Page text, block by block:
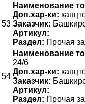
53
Наименование
Доп.хар-ки:
Заказчик:
Артикул:
Раздел: Прочая
54
Наименование
24/6
Доп.хар-ки:
Заказчик:
Артикул:
Раздел: Прочая